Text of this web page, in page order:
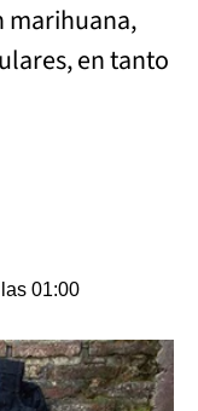
marihuana,
en tanto
01:00